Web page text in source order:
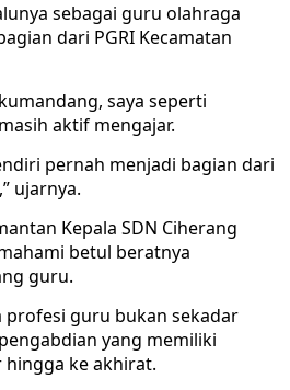
sebagai guru olahraga
dari PGRI Kecamatan
saya seperti
aktif mengajar.
pernah menjadi bagian dari
ujarnya.
Kepala SDN Ciherang
betul beratnya
guru.
profesi guru bukan sekadar
yang memiliki
ke akhirat.